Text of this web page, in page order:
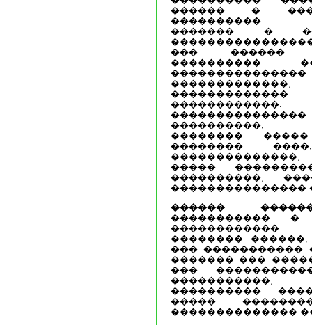
������ �
����������
������� �
��� ������
����������
����������,
��������.
��������
�����
����������,
���������������
������
�����������
������������
��������
��� �����������
������� ���
���
�����������,
����������
�����
��������������